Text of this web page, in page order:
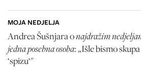
MOJA NEDJELJA
Andrea Šušnjara onajdražim
jedna posebna osoba: „Išle bismo
‘spizu‘"